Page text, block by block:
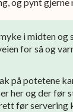
i midten og
for så og
på potetene
her og der
før